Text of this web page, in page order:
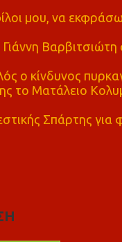
μου, να
Βαρβιτσιώτη
ο κίνδυνος
το Ματάλειο
Σπάρτης